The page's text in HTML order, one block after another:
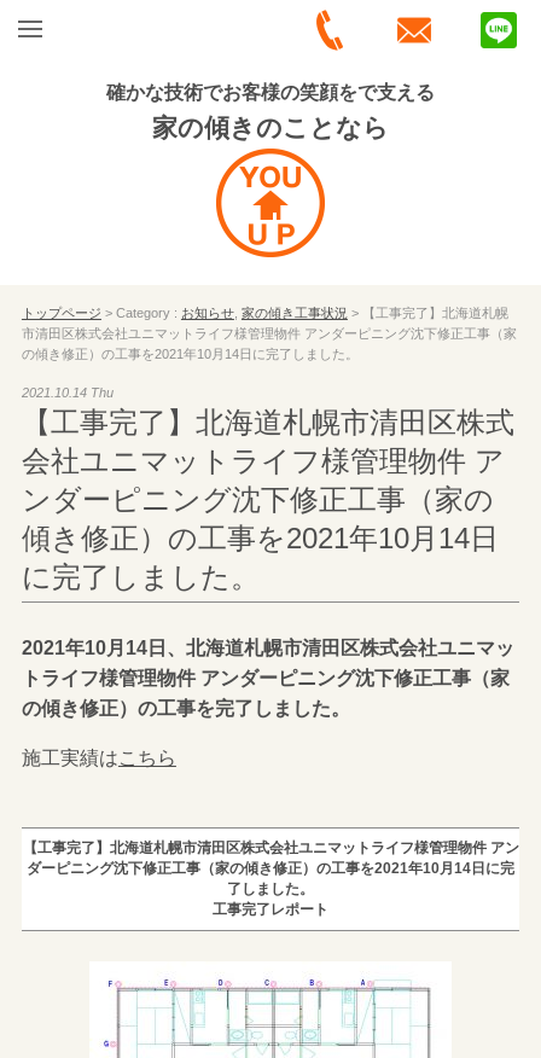
確かな技術でお客様の笑顔をで支える
家の傾きのことなら
トップページ > Category : お知らせ, 家の傾き工事状況 > 【工事完了】北海道札幌
市清田区株式会社ユニマットライフ様管理物件 アンダーピニング沈下修正工事（家
の傾き修正）の工事を2021年10月14日に完了しました。
2021.10.14 Thu
【工事完了】北海道札幌市清田区株式
会社ユニマットライフ様管理物件 ア
ンダーピニング沈下修正工事（家の
傾き修正）の工事を2021年10月14日
に完了しました。
2021年10月14日、北海道札幌市清田区株式会社ユニマッ
トライフ様管理物件 アンダーピニング沈下修正工事（家
の傾き修正）の工事を完了しました。
施工実績はこちら
【工事完了】北海道札幌市清田区株式会社ユニマットライフ様管理物件 アン
ダーピニング沈下修正工事（家の傾き修正）の工事を2021年10月14日に完
了しました。
工事完了レポート